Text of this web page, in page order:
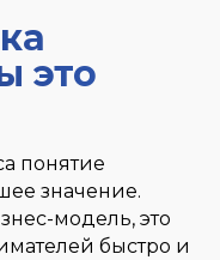
салона
это
понятие
значение.
модель, это
быстро и